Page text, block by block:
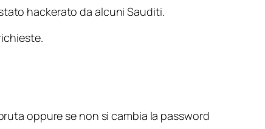
hackerato da alcuni Sauditi.
oppure se non si cambia la password